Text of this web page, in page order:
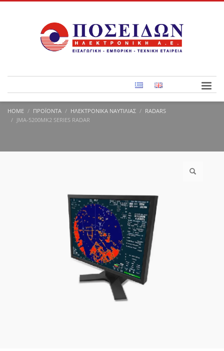
HOME ΠΡΟΪΌΝΤΑ ΗΛΕΚΤΡΟΝΙΚΆ ΝΑΥΤΙΛΊΑΣ
RADARS
JMA-5200MK2 SERIES RADAR